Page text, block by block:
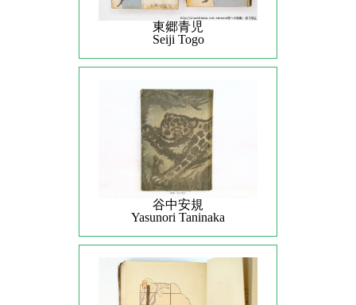
東郷青児
Seiji Togo
谷中安規
Yasunori Taninaka